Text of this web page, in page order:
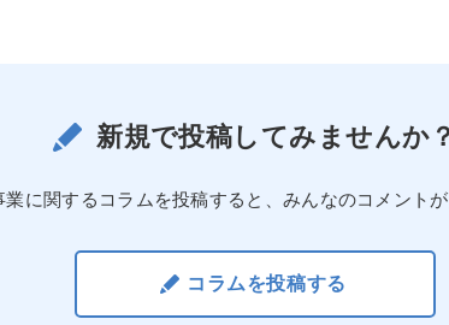
新規で投稿してみませんか？
業に関するコラムを投稿すると、みんなのコメント
コラムを投稿する